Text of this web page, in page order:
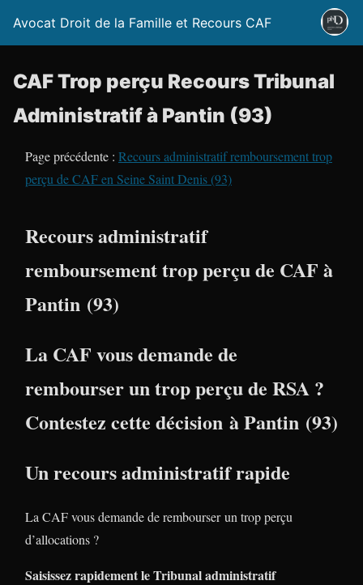
Avocat Droit de la Famille et Recours CAF
CAF Trop perçu Recours Tribunal
Administratif à Pantin (93)
Page précédente : Recours administratif remboursement trop
perçu de CAF en Seine Saint Denis (93)
Recours administratif
remboursement trop perçu de CAF à
Pantin (93)
La CAF vous demande de
rembourser un trop perçu de RSA ?
Contestez cette décision à Pantin (93)
Un recours administratif rapide
La CAF vous demande de rembourser un trop perçu
d’allocations ?
Saisissez rapidement le Tribunal administratif